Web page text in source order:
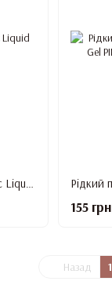
155 грн
Назад 1